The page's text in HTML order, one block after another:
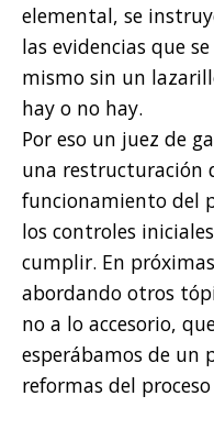
elemental, se
las evidencias que
mismo sin un
hay o no hay.
Por eso un juez de
una restructuración
funcionamiento del
los controles
cumplir. En
abordando otros
no a lo accesorio,
esperábamos de un
reformas del